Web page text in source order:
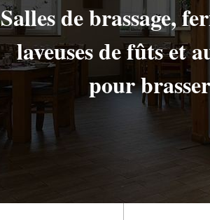
Chillers,
filtration diatomite et
pour